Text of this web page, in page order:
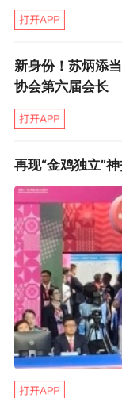
（现在）是直
体育界。”
文/蜗壳
新身份！苏炳添
协会第六届会长
再现“金鸡独立”